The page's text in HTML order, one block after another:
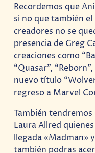
Recordemos que
si no que también
creadores no se
presencia de Greg
creaciones como
“Quasar”,
nuevo título
regreso a Marvel
También tendremos
Laura Allred
llegada «Madman»
también podras